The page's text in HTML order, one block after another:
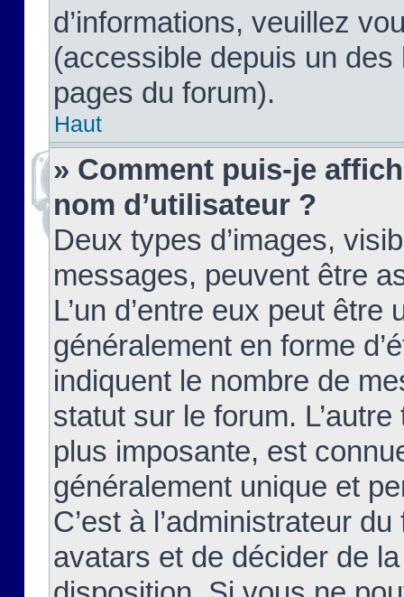
d’informations, veuillez
(accessible depuis un
pages du forum).
Haut
» Comment puis-je
nom d’utilisateur ?
Deux types d’images,
messages, peuvent être
L’un d’entre eux peut
généralement en forme
indiquent le nombre de
statut sur le forum.
plus imposante, est
généralement unique et
C’est à l’administrateur
avatars et de décider de